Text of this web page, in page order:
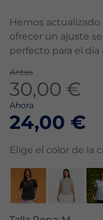
Hemos actualizado
ofrecer un ajuste
perfecto para el día
Antes
30,00 €
Ahora
24,00 €
Elige el color de la